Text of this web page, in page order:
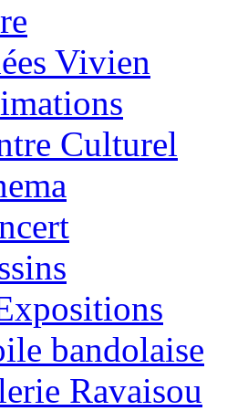
Vivien
Culturel
bandolaise
Ravaisou